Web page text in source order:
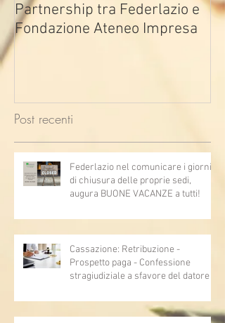
Partnership tra Federlazio e
Fondazione Ateneo Impresa
Post recenti
Federlazio nel comunicare i giorni
di chiusura delle proprie sedi,
augura BUONE VACANZE a tutti!
Cassazione: Retribuzione -
Prospetto paga - Confessione
stragiudiziale a sfavore del datore di
articoli 1362, 2697, 2730, 2732, 2734
e 2735)